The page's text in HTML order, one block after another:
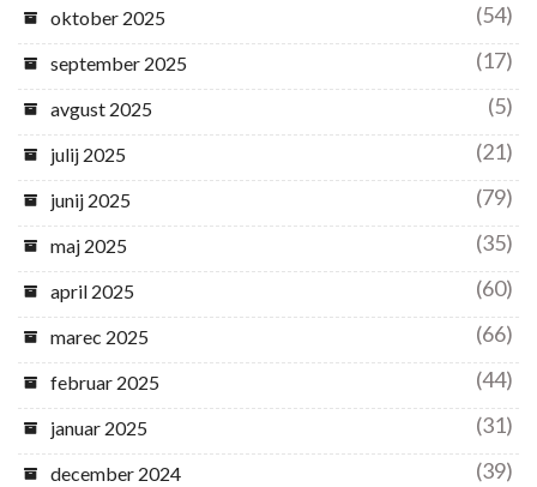
oktober 2025 (54)
september 2025 (17)
avgust 2025 (5)
julij 2025 (21)
junij 2025 (79)
maj 2025 (35)
april 2025 (60)
marec 2025 (66)
februar 2025 (44)
januar 2025 (31)
december 2024 (39)